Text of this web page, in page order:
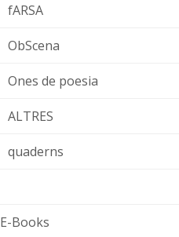
fARSA
ObScena
Ones de poesia
ALTRES
quaderns
E-Books